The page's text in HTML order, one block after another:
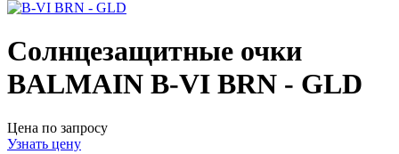
Солнцезащитные очки
BALMAIN B-VI BRN - GLD
Цена по запросу
Узнать цену